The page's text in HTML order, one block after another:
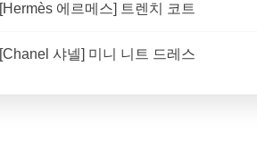
[Hermès 에르메스] 트렌치 코트
[Chanel 샤넬] 미니 니트 드레스